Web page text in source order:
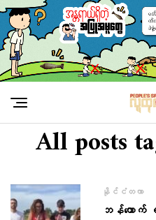
All posts
နိုင်ငံတကာ
ဘန်ကောက်